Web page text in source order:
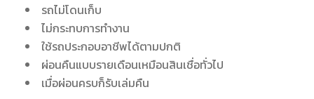
รถไม่โดนเก็บ
ไม่กระทบการทำงาน
ใช้รถประกอบอาชีพได้ตามปกติ
ผ่อนคืนแบบรายเดือนเหมือนสินเชื่อทั่วไป
เมื่อผ่อนครบก็รับเล่มคืน